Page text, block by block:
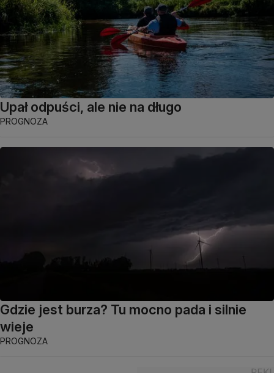
Upał odpuści, ale nie na długo
PROGNOZA
Gdzie jest burza? Tu mocno pada i silnie
wieje
PROGNOZA